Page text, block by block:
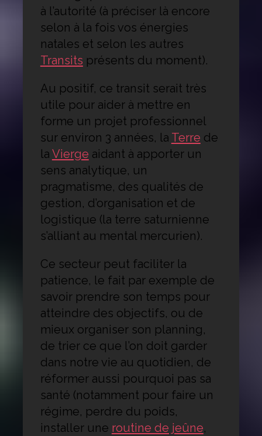
à l’autorité (à préciser là encore
selon à la fois vos énergies
natales et selon les autres
Transits présents du moment).
Au positif, ce transit serait très
utile pour aider à mettre en
forme un projet professionnel
sur environ 3 années, la Terre de
la Vierge aidant à apporter un
sens analytique, un
pragmatisme, des qualités de
gestion, d’organisation et de
logistique (la terre saturnienne
s’alliant au mental mercurien).
Ce secteur peut faciliter la
patience, le fait par exemple de
savoir prendre son temps pour
atteindre des objectifs, ou de
mieux organiser son planning,
de trier ce que l’on doit garder
dans notre vie au quotidien, de
réformer aussi pourquoi pas sa
santé (notamment pour faire un
régime, perdre du poids,
installer une routine de jeûne,